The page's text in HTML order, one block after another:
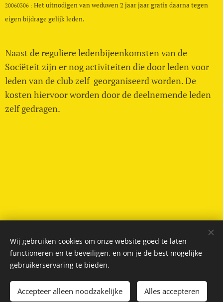
20060306 : Het uitnodigen van weduwen 2 jaar jaar gratis daarna tegen
eigen bijdrage gelijk leden.
Naast de reguliere ledenbijeenkomsten van de
Sociëteit zijn er nog activiteiten die door leden voor
leden van de club zelf georganiseerd worden. De
kosten hiervoor worden door de deelnemende leden
zelf gedragen.
Privacybeleid
© Copyright 2023 Sociëteit De Economische Club,
byWebnode
Cookies
Wij gebruiken cookies om onze website goed te laten
functioneren en te beveiligen, en om je de best mogelijke
gebruikerservaring te bieden.
Accepteer alleen noodzakelijke Alles accepteren